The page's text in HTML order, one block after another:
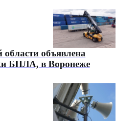
объявлена
БПЛА, в Воронеже